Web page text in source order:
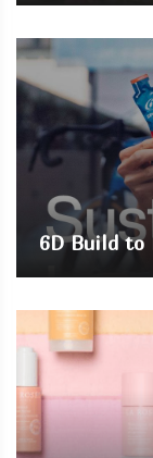
6D Build to